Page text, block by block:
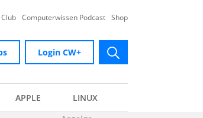
Computerwissen Podcast Shop
Login CW+
submit
APPLE LINUX